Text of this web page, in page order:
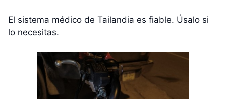
El sistema médico de Tailandia es fiable. Úsalo si
lo necesitas.